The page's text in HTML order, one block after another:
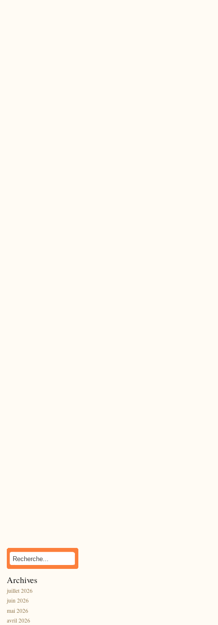
Archives
juillet 2026
juin 2026
mai 2026
avril 2026